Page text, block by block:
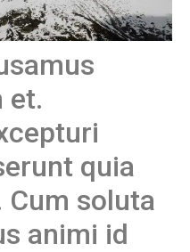
et.
quia
soluta
animi id